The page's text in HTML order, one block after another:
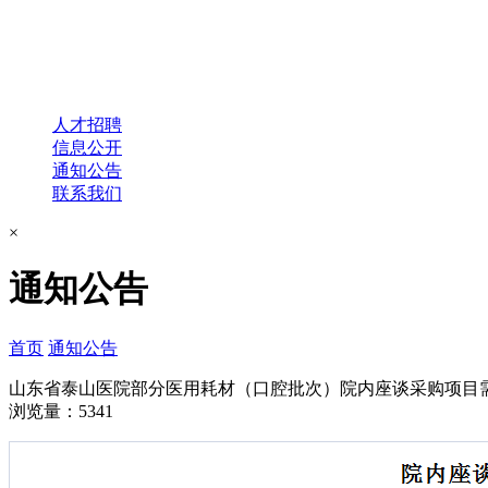
人才招聘
信息公开
通知公告
联系我们
×
通知公告
首页 通知公告
山东省泰山医院部分医用耗材（口腔批次）院内座谈采购项目
浏览量：5341